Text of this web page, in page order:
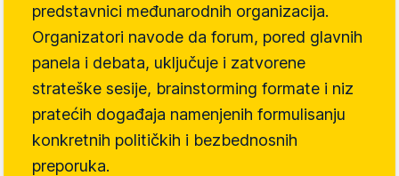
predstavnici međunarodnih organizacija.
Organizatori navode da forum, pored glavnih
panela i debata, uključuje i zatvorene
strateške sesije, brainstorming formate i niz
pratećih događaja namenjenih formulisanju
konkretnih političkih i bezbednosnih
preporuka.